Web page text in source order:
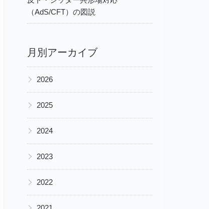
（AdS/CFT）の図説
月別アーカイブ
▶ 2026
▶ 2025
▶ 2024
▶ 2023
▶ 2022
▶